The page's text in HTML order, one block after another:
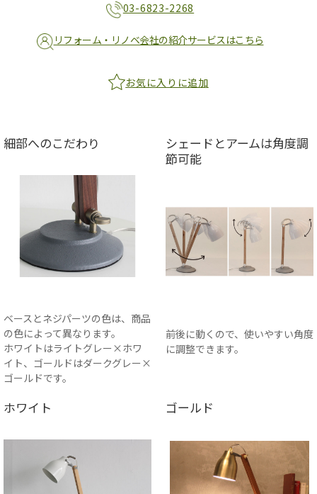
03-6823-2268
リフォーム・リノベ会社の紹介サービスはこちら
お気に入りに追加
細部へのこだわり
ベースとネジパーツの色は、商品
の色によって異なります。
ホワイトはライトグレー×ホワ
イト、ゴールドはダークグレー×
ゴールドです。
シェードとアームは角度調
節可能
前後に動くので、使いやすい角度
に調整できます。
ホワイト ゴールド